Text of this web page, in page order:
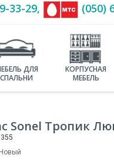
33-29, (‎050)
ДЛЯ
СПАЛЬНИ
КОРПУСНАЯ
МЕБЕЛЬ
Sonel Тропик
355
Новый